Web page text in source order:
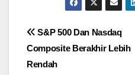
Post
navigation
S&P 500 Dan Nasdaq
Composite Berakhir Lebih
Rendah